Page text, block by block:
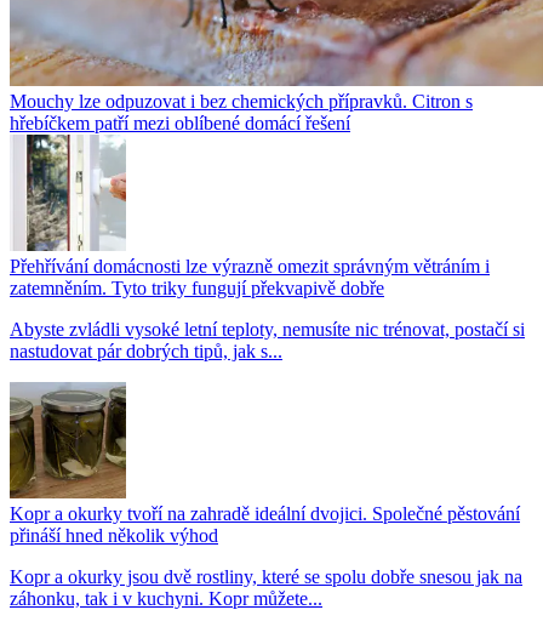
Mouchy lze odpuzovat i bez chemických přípravků. Citron s
hřebíčkem patří mezi oblíbené domácí řešení
Přehřívání domácnosti lze výrazně omezit správným větráním i
zatemněním. Tyto triky fungují překvapivě dobře
Abyste zvládli vysoké letní teploty, nemusíte nic trénovat, postačí si
nastudovat pár dobrých tipů, jak s...
Kopr a okurky tvoří na zahradě ideální dvojici. Společné pěstování
přináší hned několik výhod
Kopr a okurky jsou dvě rostliny, které se spolu dobře snesou jak na
záhonku, tak i v kuchyni. Kopr můžete...